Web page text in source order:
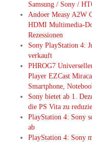
Samsung / Sony /
Andoer Measy A2W
HDMI Multimedia-
Rezessionen
Sony PlayStation 4:
verkauft
PHROG7
Player EZCast
Smartphone,
Sony bietet ab 1.
die PS Vita zu
PlayStation 4: Sony
ab
PlayStation 4: Sony